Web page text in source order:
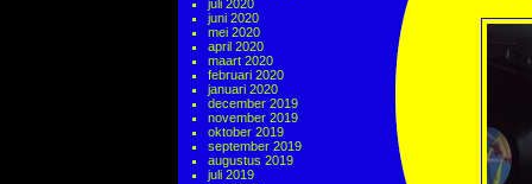
juli 2020
juni 2020
mei 2020
april 2020
maart 2020
februari 2020
januari 2020
december 2019
november 2019
oktober 2019
september 2019
augustus 2019
juli 2019